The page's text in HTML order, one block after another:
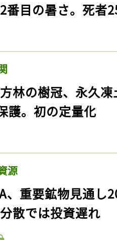
番目の暑さ。死者
方林の樹冠、永久
護。初の定量化
源
、重要鉱物見通
散では投資遅れ
お気に入りに